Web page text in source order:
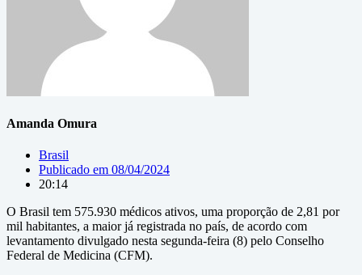
Amanda Omura
Brasil
Publicado em 08/04/2024
20:14
O Brasil tem 575.930 médicos ativos, uma proporção de 2,81 por
mil habitantes, a maior já registrada no país, de acordo com
levantamento divulgado nesta segunda-feira (8) pelo Conselho
Federal de Medicina (CFM).